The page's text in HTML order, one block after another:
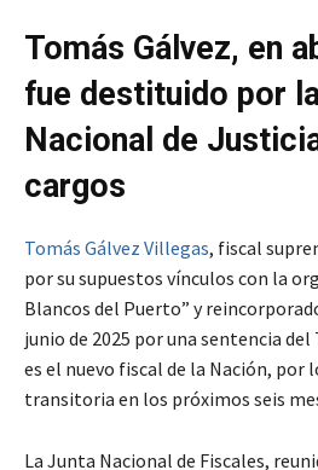
Tomás Gálvez, en
fue destituido por
Nacional de
cargos
Tomás Gálvez Villegas, fiscal
por su supuestos vínculos con la
Blancos del Puerto” y
junio de 2025 por una sentencia
es el nuevo fiscal de la Nación, por
transitoria en los próximos seis
La Junta Nacional de Fiscales,